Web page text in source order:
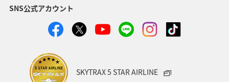
ショッピング＆ライフ
春 年末年始 クリスマス
SNS公式アカウント
SKYTRAX 5 STAR AIRLINE